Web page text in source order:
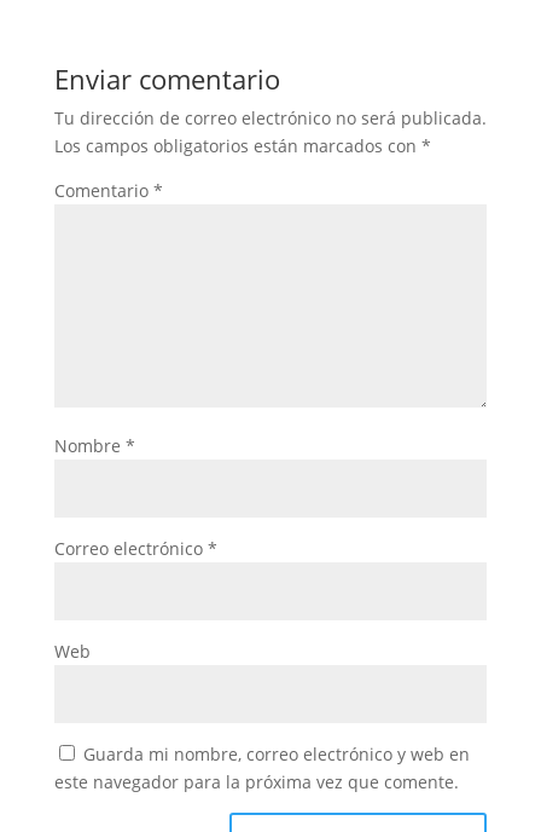
Enviar comentario
Tu dirección de correo electrónico no será publicada.
Los campos obligatorios están marcados con *
Comentario *
Nombre *
Correo electrónico *
Web
Guarda mi nombre, correo electrónico y web en
este navegador para la próxima vez que comente.